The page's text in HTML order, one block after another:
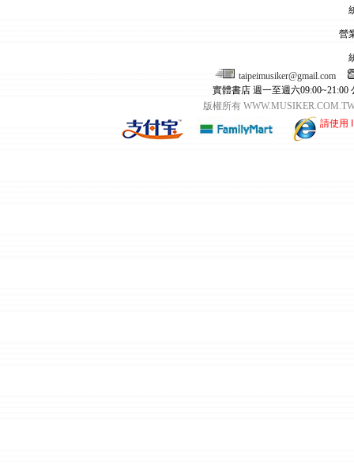
營
taipeimusiker@gmail.com
實體書店 週一至週六09:00~21:00
版權所有
請使用